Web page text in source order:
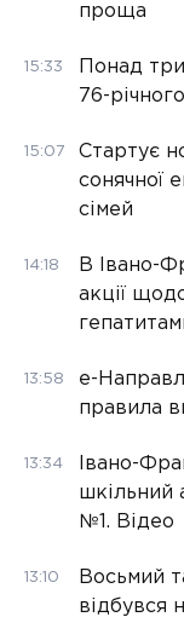
проща
15:33
Понад
76-
15:07
Стартує
сонячної
сімей
14:18
В Івано-
акції
13:58
е-
правила
13:34
Івано-
шкільний
№1. Відео
13:10
Восьмий
відбувся